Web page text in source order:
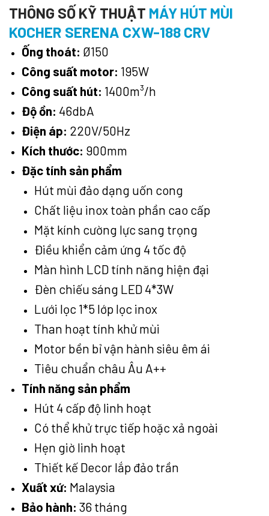
THÔNG SỐ KỸ THUẬT MÁY HÚT MÙI
KOCHER SERENA CXW-188 CRV
Ống thoát: Ø150
Công suất motor: 195W
Công suất hút: 1400m³/h
Độ ồn: 46dbA
Điện áp: 220V/50Hz
Kích thước: 900mm
Đặc tính sản phẩm
Hút mùi đảo dạng uốn cong
Chất liệu inox toàn phần cao cấp
Mặt kính cường lực sang trọng
Điều khiển cảm ứng 4 tốc độ
Màn hình LCD tính năng hiện đại
Đèn chiếu sáng LED 4*3W
Lưới lọc 1*5 lớp lọc inox
Than hoạt tính khử mùi
Motor bền bỉ vận hành siêu êm ái
Tiêu chuẩn châu Âu A++
Tính năng sản phẩm
Hút 4 cấp độ linh hoạt
Có thể khử trực tiếp hoặc xả ngoài
Hẹn giờ linh hoạt
Thiết kế Decor lắp đảo trần
Xuất xứ: Malaysia
Bảo hành: 36 tháng